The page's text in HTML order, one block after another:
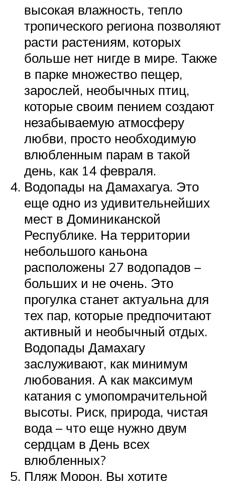
высокая влажность, тепло
тропического региона позволяют
расти растениям, которых
больше нет нигде в мире. Также
в парке множество пещер,
зарослей, необычных птиц,
которые своим пением создают
незабываемую атмосферу
любви, просто необходимую
влюбленным парам в такой
день, как 14 февраля.
Водопады на Дамахагуа. Это
еще одно из удивительнейших
мест в Доминиканской
Республике. На территории
небольшого каньона
расположены 27 водопадов –
больших и не очень. Это
прогулка станет актуальна для
тех пар, которые предпочитают
активный и необычный отдых.
Водопады Дамахагу
заслуживают, как минимум
любования. А как максимум
катания с умопомрачительной
высоты. Риск, природа, чистая
вода – что еще нужно двум
сердцам в День всех
влюбленных?
Пляж Морон. Вы хотите